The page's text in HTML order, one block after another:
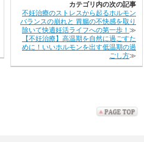
カテゴリ内の次の記事
不妊治療のストレスから起るホルモン
バランスの崩れと 胃腸の不快感を取り
除いて快適妊活ライフへの第一歩！ ≫
【不妊治療】高温期を自然に過ごすた
めに！いいホルモンを出す低温期の過
ごし方≫